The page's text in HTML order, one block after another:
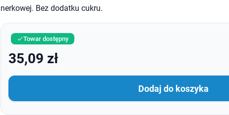
nerkowej. Bez dodatku cukru.
Towar dostępny
35,09 zł
Dodaj do koszyka